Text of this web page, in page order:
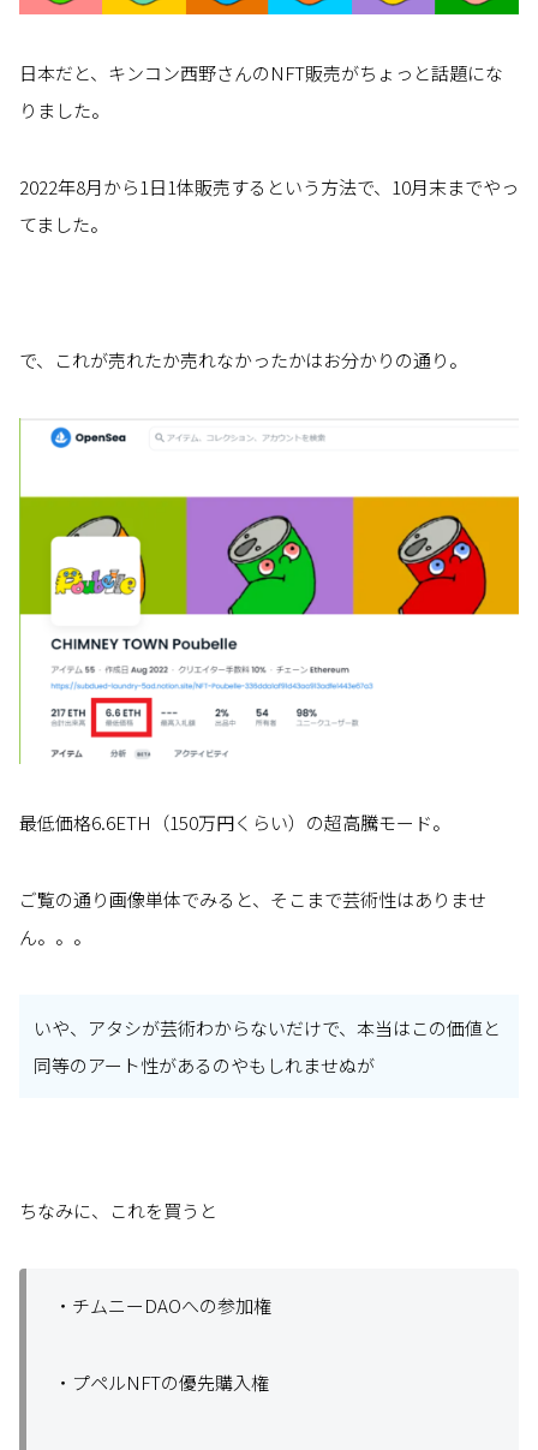
日本だと、キンコン西野さんのNFT販売がちょっと話題にな
りました。
2022年8月から1日1体販売するという方法で、10月末までやっ
てました。
で、これが売れたか売れなかったかはお分かりの通り。
最低価格6.6ETH（150万円くらい）の超高騰モード。
ご覧の通り画像単体でみると、そこまで芸術性はありませ
ん。。。
いや、アタシが芸術わからないだけで、本当はこの価値と
同等のアート性があるのやもしれませぬが
ちなみに、これを買うと
・チムニーDAOへの参加権
・プペルNFTの優先購入権